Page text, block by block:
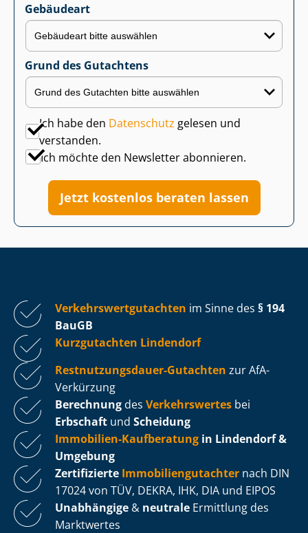
Gebäudeart
Grund des Gutachtens
Ich habe den Datenschutz gelesen und
verstanden.
Ich möchte den Newsletter abonnieren.
Jetzt kostenlos beraten lassen
Ver­kehrs­wert­gut­ach­ten im Sinne des § 194
BauGB
Kurzgutachten Lindendorf
Rest­nut­zungs­dau­er-Gutachten zur AfA-
Verkürzung
Berechnung des Verkehrswertes bei
Erbschaft und Scheidung
Immobilien-Kaufberatung in Lindendorf &
Umgebung
Zertifizierte Im­mo­bi­li­en­gut­ach­ter nach DIN
17024 von TÜV, DEKRA, IHK, DIA und EIPOS
Unabhängige & neutrale Ermittlung des
Marktwertes